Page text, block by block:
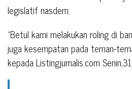
legislatif nasdem.
“Betul kami melakukan roling di
juga kesempatan pada teman-
kepada Listingjurnalis.com